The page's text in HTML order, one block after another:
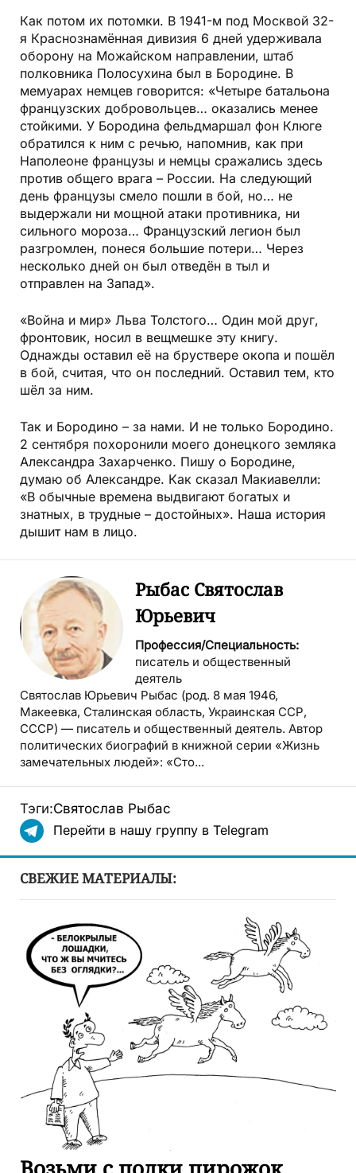
Как потом их потомки. В 1941-м под Москвой 32-
я Краснознамённая дивизия 6 дней удерживала
оборону на Можайском направлении, штаб
полковника Полосухина был в Бородине. В
мемуарах немцев говорится: «Четыре батальона
французских добровольцев… оказались менее
стойкими. У Бородина фельдмаршал фон Клюге
обратился к ним с речью, напомнив, как при
Наполеоне французы и немцы сражались здесь
против общего врага – России. На следующий
день французы смело пошли в бой, но… не
выдержали ни мощной атаки противника, ни
сильного мороза… Французский легион был
разгромлен, понеся большие потери… Через
несколько дней он был отведён в тыл и
отправлен на Запад».
«Война и мир» Льва Толстого… Один мой друг,
фронтовик, носил в вещмешке эту книгу.
Однажды оставил её на бруствере окопа и пошёл
в бой, считая, что он последний. Оставил тем, кто
шёл за ним.
Так и Бородино – за нами. И не только Бородино.
2 сентября похоронили моего донецкого земляка
Александра Захарченко. Пишу о Бородине,
думаю об Александре. Как сказал Макиавелли:
«В обычные времена выдвигают богатых и
знатных, в трудные – достойных». Наша история
дышит нам в лицо.
Рыбас Святослав
Юрьевич
Профессия/Специальность:
писатель и общественный
деятель
Святослав Юрьевич Рыбас (род. 8 мая 1946,
Макеевка, Сталинская область, Украинская ССР,
СССР) — писатель и общественный деятель. Автор
политических биографий в книжной серии «Жизнь
замечательных людей»: «Сто...
Тэги:Святослав Рыбас
Перейти в нашу группу в Telegram
СВЕЖИЕ МАТЕРИАЛЫ: